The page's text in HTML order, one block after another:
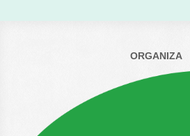
ORGANIZA